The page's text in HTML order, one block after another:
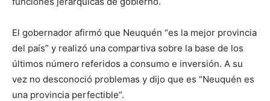
El gobernador afirmó que Neuquén “es la mejor provincia
del país” y realizó una compartiva sobre la base de los
últimos número referidos a consumo e inversión. A su
vez no desconoció problemas y dijo que es “Neuquén es
una provincia perfectible”.